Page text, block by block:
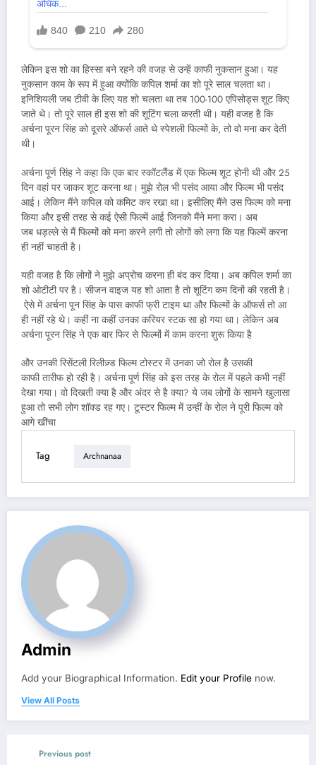
लेकिन इस शो का हिस्सा बने रहने की वजह से उन्हें काफी नुकसान हुआ। यह
नुकसान काम के रूप में हुआ क्योंकि कपिल शर्मा का शो पूरे साल चलता था।
इनिशियली जब टीवी के लिए यह शो चलता था तब 100-100 एपिसोड्स शूट किए
जाते थे। तो पूरे साल ही इस शो की शूटिंग चला करती थी। यही वजह है कि
अर्चना पूरन सिंह को दूसरे ऑफर्स आते थे स्पेशली फिल्मों के, तो वो मना कर देती
थी।
अर्चना पूर्ण सिंह ने कहा कि एक बार स्कॉटलैंड में एक फिल्म शूट होनी थी और 25
दिन वहां पर जाकर शूट करना था। मुझे रोल भी पसंद आया और फिल्म भी पसंद
आई। लेकिन मैंने कपिल को कमिट कर रखा था। इसीलिए मैंने उस फिल्म को मना
किया और इसी तरह से कई ऐसी फिल्में आई जिनको मैंने मना करा। अब
जब धड़ल्ले से मैं फिल्मों को मना करने लगी तो लोगों को लगा कि यह फिल्में करना
ही नहीं चाहती है।
यही वजह है कि लोगों ने मुझे अप्रोच करना ही बंद कर दिया। अब कपिल शर्मा का
शो ओटीटी पर है। सीजन वाइज यह शो आता है तो शूटिंग कम दिनों की रहती है।
ऐसे में अर्चना पून सिंह के पास काफी फ्री टाइम था और फिल्मों के ऑफर्स तो आ
ही नहीं रहे थे। कहीं ना कहीं उनका करियर स्टक सा हो गया था। लेकिन अब
अर्चना पूरन सिंह ने एक बार फिर से फिल्मों में काम करना शुरू किया है
और उनकी रिसेंटली रिलीज़्ड फिल्म टोस्टर में उनका जो रोल है उसकी
काफी तारीफ हो रही है। अर्चना पूर्ण सिंह को इस तरह के रोल में पहले कभी नहीं
देखा गया। वो दिखती क्या है और अंदर से है क्या? ये जब लोगों के सामने खुलासा
हुआ तो सभी लोग शॉक्ड रह गए। टूस्टर फिल्म में उन्हीं के रोल ने पूरी फिल्म को
आगे खींचा
Tag Archnanaa
Admin
Add your Biographical Information. Edit your Profile now.
View All Posts
Previous post